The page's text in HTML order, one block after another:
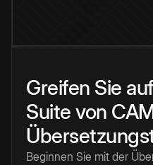
Greifen Sie
Suite von
Beginnen Sie mit der